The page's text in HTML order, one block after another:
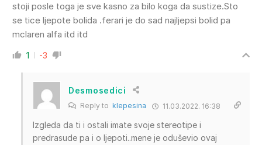
stoji posle toga je sve kasno za bilo koga da sustize.Sto
se tice ljepote bolida .ferari je do sad najljepsi bolid pa
mclaren alfa itd itd
1 -3
Desmosedici
Reply to klepesina 11.03.2022. 16:38
Izgleda da ti i ostali imate svoje stereotipe i
predrasude pa i o ljepoti..mene je oduševio ovaj